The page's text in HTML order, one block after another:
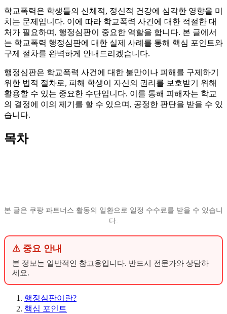
학교폭력은 학생들의 신체적, 정신적 건강에 심각한 영향을 미
치는 문제입니다. 이에 따라 학교폭력 사건에 대한 적절한 대
처가 필요하며, 행정심판이 중요한 역할을 합니다. 본 글에서
는 학교폭력 행정심판에 대한 실제 사례를 통해 핵심 포인트와
구제 절차를 완벽하게 안내드리겠습니다.
행정심판은 학교폭력 사건에 대한 불만이나 피해를 구제하기
위한 법적 절차로, 피해 학생이 자신의 권리를 보호받기 위해
활용할 수 있는 중요한 수단입니다. 이를 통해 피해자는 학교
의 결정에 이의 제기를 할 수 있으며, 공정한 판단을 받을 수 있
습니다.
목차
본 글은 쿠팡 파트너스 활동의 일환으로 일정 수수료를 받을 수 있습니
다.
⚠ 중요 안내
본 정보는 일반적인 참고용입니다. 반드시 전문가와 상담하
세요.
행정심판이란?
핵심 포인트